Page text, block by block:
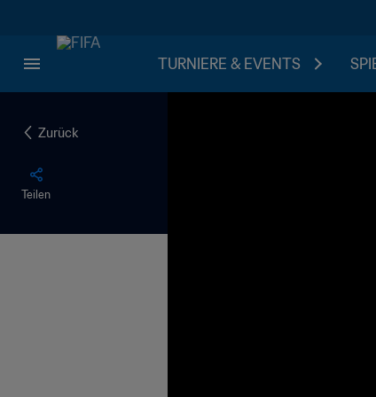
TURNIERE & EVENTS
Zurück
Teilen